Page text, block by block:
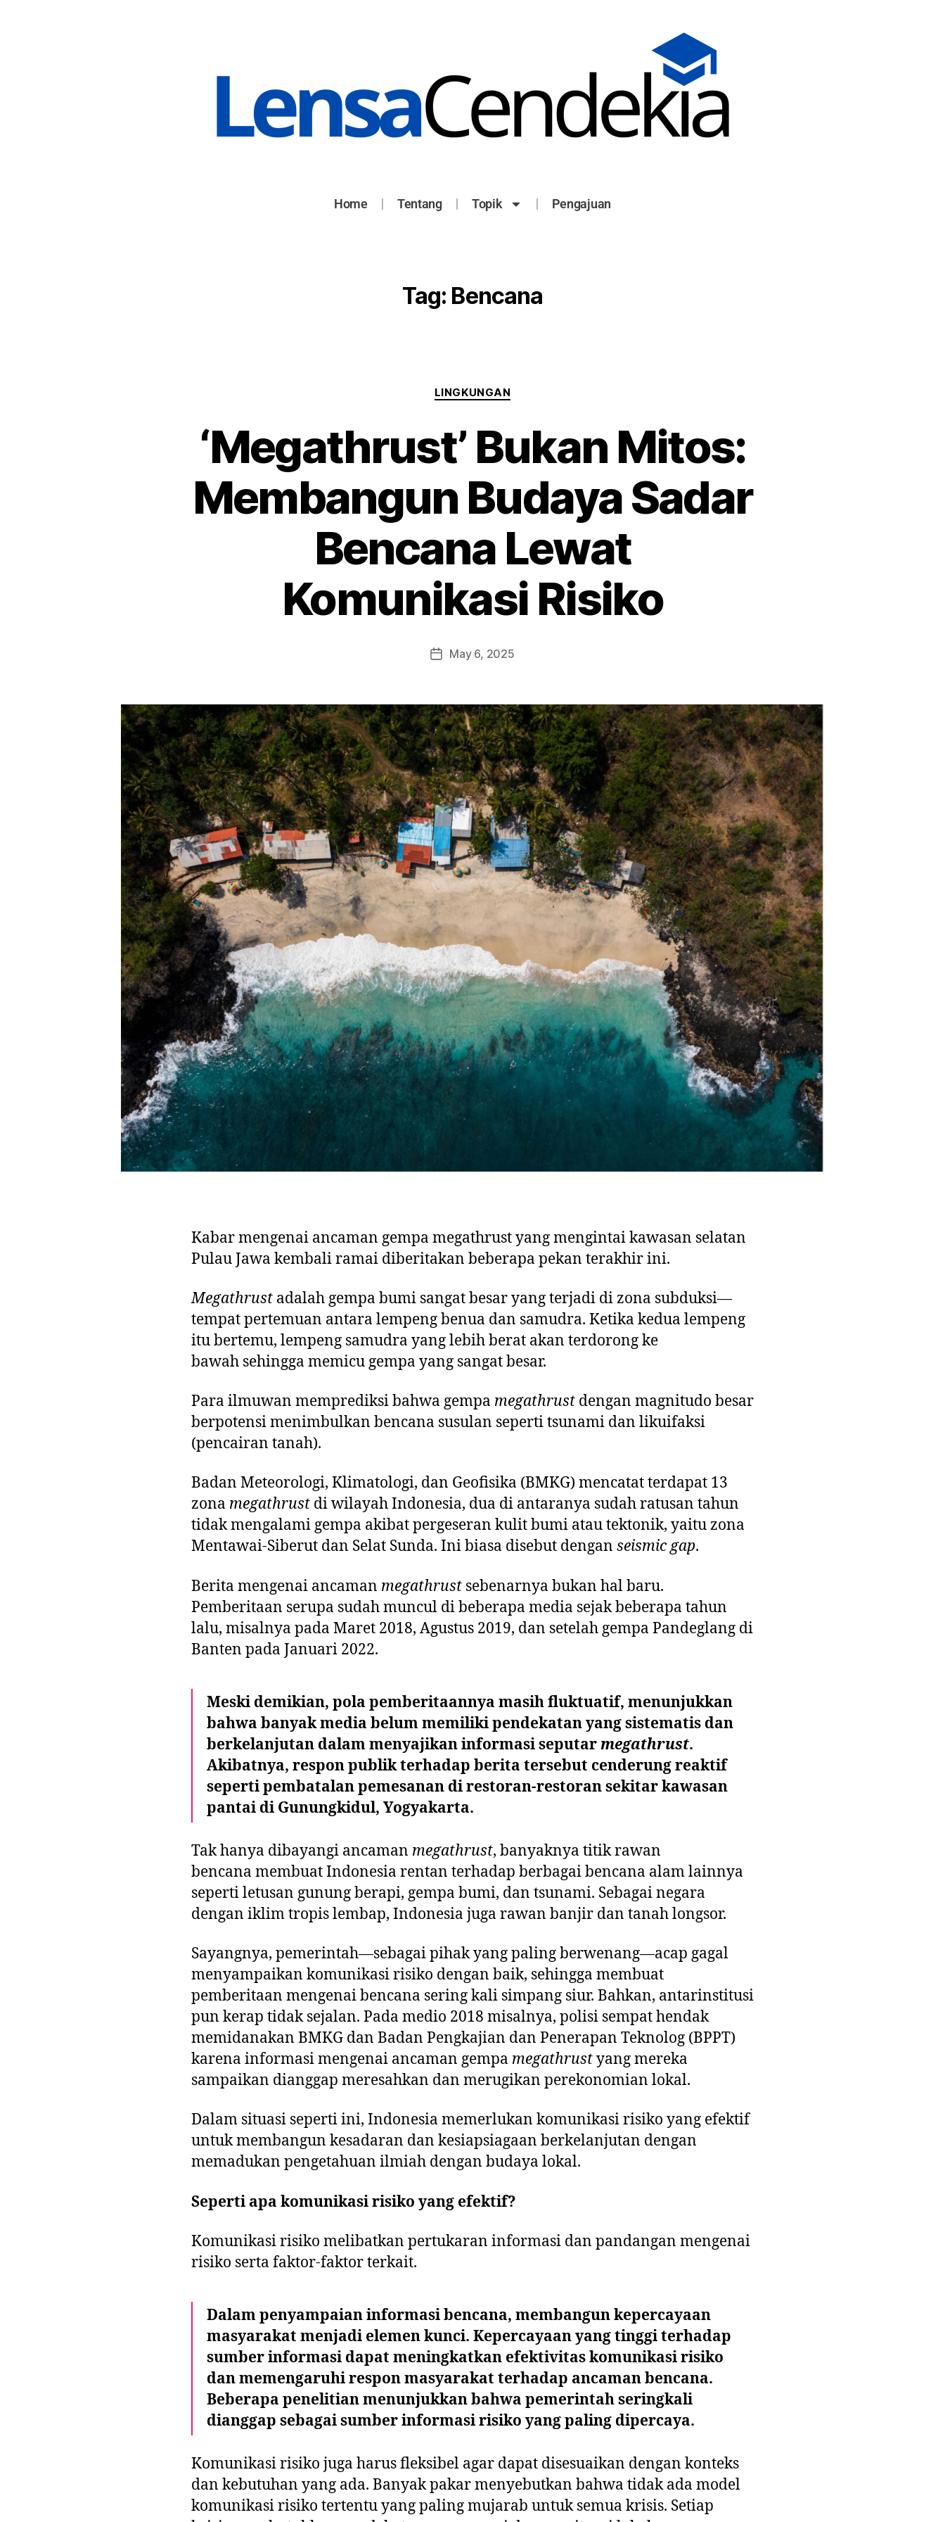
Home Tentang Topik Pengajuan
Tag: Bencana
LINGKUNGAN
‘Megathrust’ Bukan Mitos:
Membangun Budaya Sadar
Bencana Lewat
Komunikasi Risiko
May 6, 2025
Kabar mengenai ancaman gempa megathrust yang mengintai kawasan selatan
Pulau Jawa kembali ramai diberitakan beberapa pekan terakhir ini.
Megathrust adalah gempa bumi sangat besar yang terjadi di zona subduksi—
tempat pertemuan antara lempeng benua dan samudra. Ketika kedua lempeng
itu bertemu, lempeng samudra yang lebih berat akan terdorong ke
bawah sehingga memicu gempa yang sangat besar.
Para ilmuwan memprediksi bahwa gempa megathrust dengan magnitudo besar
berpotensi menimbulkan bencana susulan seperti tsunami dan likuifaksi
(pencairan tanah).
Badan Meteorologi, Klimatologi, dan Geofisika (BMKG) mencatat terdapat 13
zona megathrust di wilayah Indonesia, dua di antaranya sudah ratusan tahun
tidak mengalami gempa akibat pergeseran kulit bumi atau tektonik, yaitu zona
Mentawai-Siberut dan Selat Sunda. Ini biasa disebut dengan seismic gap.
Berita mengenai ancaman megathrust sebenarnya bukan hal baru.
Pemberitaan serupa sudah muncul di beberapa media sejak beberapa tahun
lalu, misalnya pada Maret 2018, Agustus 2019, dan setelah gempa Pandeglang di
Banten pada Januari 2022.
Meski demikian, pola pemberitaannya masih fluktuatif, menunjukkan
bahwa banyak media belum memiliki pendekatan yang sistematis dan
berkelanjutan dalam menyajikan informasi seputarmegathrust.
Akibatnya, respon publik terhadap berita tersebut cenderung reaktif
seperti pembatalan pemesanan di restoran-restoran sekitar kawasan
pantai di Gunungkidul, Yogyakarta.
Tak hanya dibayangi ancaman megathrust, banyaknya titik rawan
bencana membuat Indonesia rentan terhadap berbagai bencana alam lainnya
seperti letusan gunung berapi, gempa bumi, dan tsunami. Sebagai negara
dengan iklim tropis lembap, Indonesia juga rawan banjir dan tanah longsor.
Sayangnya, pemerintah—sebagai pihak yang paling berwenang—acap gagal
menyampaikan komunikasi risiko dengan baik, sehingga membuat
pemberitaan mengenai bencana sering kali simpang siur. Bahkan, antarinstitusi
pun kerap tidak sejalan. Pada medio 2018 misalnya, polisi sempat hendak
memidanakan BMKG dan Badan Pengkajian dan Penerapan Teknolog (BPPT)
karena informasi mengenai ancaman gempa megathrustyang mereka
sampaikan dianggap meresahkan dan merugikan perekonomian lokal.
Dalam situasi seperti ini, Indonesia memerlukan komunikasi risiko yang efektif
untuk membangun kesadaran dan kesiapsiagaan berkelanjutan dengan
memadukan pengetahuan ilmiah dengan budaya lokal.
Seperti apa komunikasi risiko yang efektif?
Komunikasi risiko melibatkan pertukaran informasi dan pandangan mengenai
risiko serta faktor-faktor terkait.
Dalam penyampaian informasi bencana, membangun kepercayaan
masyarakat menjadi elemen kunci. Kepercayaan yang tinggi terhadap
sumber informasi dapat meningkatkan efektivitas komunikasi risiko
dan memengaruhi respon masyarakat terhadap ancaman bencana.
Beberapa penelitian menunjukkan bahwa pemerintah seringkali
dianggap sebagai sumber informasi risiko yang paling dipercaya.
Komunikasi risiko juga harus fleksibel agar dapat disesuaikan dengan konteks
dan kebutuhan yang ada. Banyak pakar menyebutkan bahwa tidak ada model
komunikasi risiko tertentu yang paling mujarab untuk semua krisis. Setiap